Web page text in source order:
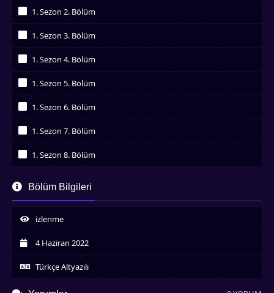
1. Sezon 2. Bölüm
1. Sezon 3. Bölüm
1. Sezon 4. Bölüm
1. Sezon 5. Bölüm
1. Sezon 6. Bölüm
1. Sezon 7. Bölüm
1. Sezon 8. Bölüm
İzledim
İzledim
1. Sezon 10. Bölüm
İzledim
İzledim
İzledim
1. Sezon 13. Bölüm
Bölüm Bilgileri
izlenme
4 Haziran 2022
Türkçe Altyazılı